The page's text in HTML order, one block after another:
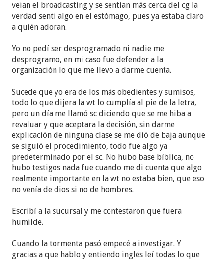
veian el broadcasting y se sentían más cerca del cg la
verdad senti algo en el estómago, pues ya estaba claro
a quién adoran.
Yo no pedí ser desprogramado ni nadie me
desprogramo, en mi caso fue defender a la
organización lo que me llevo a darme cuenta.
Sucede que yo era de los más obedientes y sumisos,
todo lo que dijera la wt lo cumplía al pie de la letra,
pero un día me llamó sc diciendo que se me hiba a
revaluar y que aceptara la decisión, sin darme
explicación de ninguna clase se me dió de baja aunque
se siguió el procedimiento, todo fue algo ya
predeterminado por el sc. No hubo base bíblica, no
hubo testigos nada fue cuando me di cuenta que algo
realmente importante en la wt no estaba bien, que eso
no venía de dios si no de hombres.
Escribí a la sucursal y me contestaron que fuera
humilde.
Cuando la tormenta pasó empecé a investigar. Y
gracias a que hablo y entiendo inglés leí todas lo que